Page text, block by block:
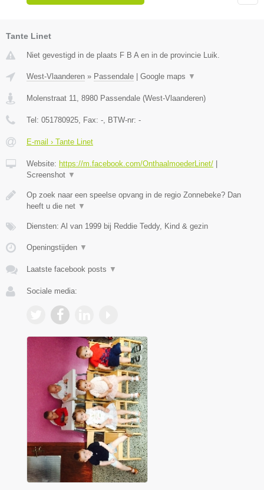
Tante Linet
Niet gevestigd in de plaats F B A en in de provincie Luik.
West-Vlaanderen » Passendale Google maps ▼
Molenstraat 11 8980 Passendale (West-Vlaanderen)
Tel: 051780925 , Fax: - , BTW-nr: -
E-mail › Tante Linet
Website: https://m.facebook.com/OnthaalmoederLinet/
Screenshot ▼
Op zoek naar een speelse opvang in de regio Zonnebeke? Dan
heeft u die net ▼
Diensten: Al van 1999 bij Reddie Teddy, Kind & gezin
Openingstijden ▼
Laatste facebook posts ▼
Sociale media: